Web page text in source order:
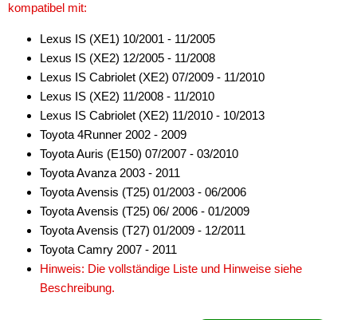
Fahrzeughalter
Fernbedienungen
Freischaltmodule
Freisprechadapter
Frequenzweichen
Handyhalterungen
iPod
kabellos Laden
kompatibel mit:
Lexus IS (XE1) 10/2001 - 11/2005
Lexus IS (XE2) 12/2005 - 11/2008
Lexus IS Cabriolet (XE2) 07/2009 - 11/2010
Lexus IS (XE2) 11/2008 - 11/2010
Lexus IS Cabriolet (XE2) 11/2010 - 10/2013
Toyota 4Runner 2002 - 2009
Toyota Auris (E150) 07/2007 - 03/2010
Toyota Avanza 2003 - 2011
Toyota Avensis (T25) 01/2003 - 06/2006
Toyota Avensis (T25) 06/ 2006 - 01/2009
Toyota Avensis (T27) 01/2009 - 12/2011
Toyota Camry 2007 - 2011
Hinweis: Die vollständige Liste und Hinweise siehe
Beschreibung.